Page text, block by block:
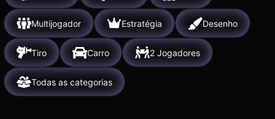
Multijogador Estratégia Desenho
Tiro Carro 2 Jogadores
Todas as categorias